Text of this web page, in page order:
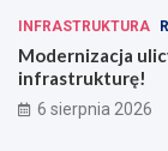
INFRASTRUKTURA
Modernizacja
infrastrukturę!
6 sierpnia 2026